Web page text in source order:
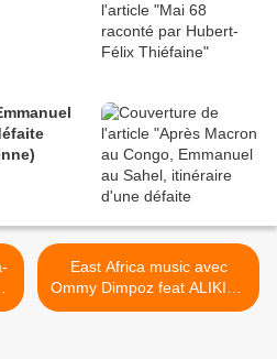
East Africa music avec
Ommy Dimpoz feat ALIKIBA
: NAI NAI >